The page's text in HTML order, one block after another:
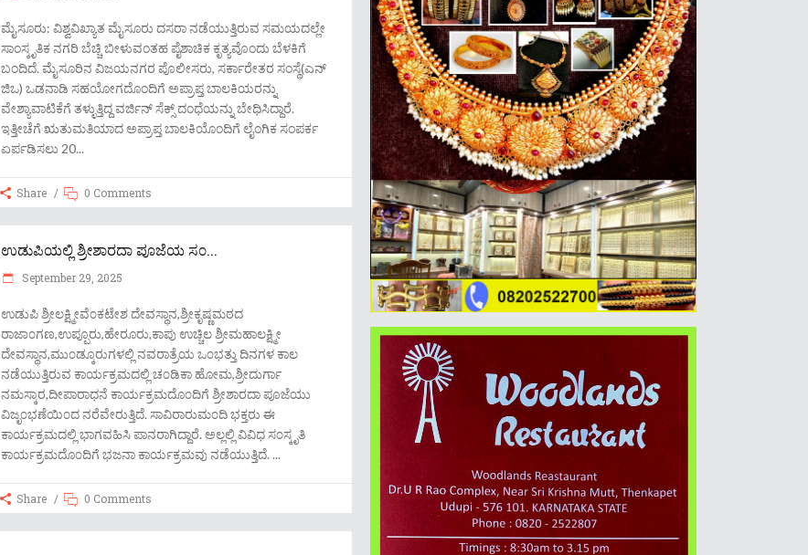
ಮೈಸೂರು: ವಿಶ್ವವಿಖ್ಯಾತ ಮೈಸೂರು ದಸರಾ ನಡೆಯುತ್ತಿರುವ ಸಮಯದಲ್ಲೇ
ಸಾಂಸ್ಕೃತಿಕ ನಗರಿ ಬೆಚ್ಚಿ ಬೀಳುವಂತಹ ಪೈಶಾಚಿಕ ಕೃತ್ಯವೊಂದು ಬೆಳಕಿಗೆ
ಬಂದಿದೆ. ಮೈಸೂರಿನ ವಿಜಯನಗರ ಪೊಲೀಸರು, ಸರ್ಕಾರೇತರ ಸಂಸ್ಥೆ(ಎನ್
ಜಿಒ) ಒಡನಾಡಿ ಸಹಯೋಗದೊಂದಿಗೆ ಅಪ್ರಾಪ್ತ ಬಾಲಕಿಯರನ್ನು
ವೇಶ್ಯಾವಾಟಿಕೆಗೆ ತಳ್ಳುತ್ತಿದ್ದ ವರ್ಜಿನ್ ಸೆಕ್ಸ್ ದಂಧೆಯನ್ನು ಬೇಧಿಸಿದ್ದಾರೆ.
ಇತ್ತೀಚೆಗೆ ಋತುಮತಿಯಾದ ಅಪ್ರಾಪ್ತ ಬಾಲಕಿಯೊಂದಿಗೆ ಲೈಂಗಿಕ ಸಂಪರ್ಕ
ಏರ್ಪಡಿಸಲು 20
Share 0 Comments
ಉಡುಪಿಯಲ್ಲಿ ಶ್ರೀಶಾರದಾ ಪೂಜೆಯ ಸ೦...
September 29, 2025
ಉಡುಪಿ ಶ್ರೀಲಕ್ಷ್ಮೀವೆ೦ಕಟೇಶ ದೇವಸ್ಥಾನ,ಶ್ರೀಕೃಷ್ಣಮಠದ
ರಾಜಾ೦ಗಣ,ಉಪ್ಪೂರು,ಹೇರೂರು,ಕಾಪು ಉಚ್ಚಿಲ ಶ್ರೀಮಹಾಲಕ್ಷ್ಮೀ
ದೇವಸ್ಥಾನ,ಮು೦ಡ್ಕೂರುಗಳಲ್ಲಿ ನವರಾತ್ರೆಯ ಒ೦ಭತ್ತು ದಿನಗಳ ಕಾಲ
ನಡೆಯುತ್ತಿರುವ ಕಾರ್ಯಕ್ರಮದಲ್ಲಿ ಚ೦ಡಿಕಾ ಹೋಮ,ಶ್ರೀದುರ್ಗಾ
ನಮಸ್ಕಾರ,ದೀಪಾರಾಧನೆ ಕಾರ್ಯಕ್ರಮದೊ೦ದಿಗೆ ಶ್ರೀಶಾರದಾ ಪೂಜೆಯು
ವಿಜೃ೦ಭಣೆಯಿ೦ದ ನರೆವೇರುತ್ತಿದೆ. ಸಾವಿರಾರುಮ೦ದಿ ಭಕ್ತರು ಈ
ಕಾರ್ಯಕ್ರಮದಲ್ಲಿ ಭಾಗವಹಿಸಿ ಪಾನರಾಗಿದ್ದಾರೆ. ಅಲ್ಲಲ್ಲಿ ವಿವಿಧ ಸ೦ಸ್ಕೃತಿ
ಕಾರ್ಯಕ್ರಮದೊ೦ದಿಗೆ ಭಜನಾ ಕಾರ್ಯಕ್ರಮವು ನಡೆಯುತ್ತಿದೆ.
Share 0 Comments